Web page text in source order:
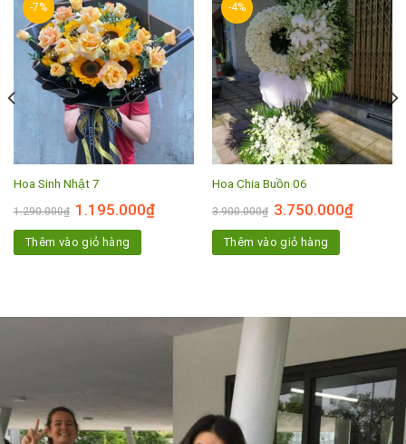
-7%
Hoa Sinh Nhật 7
1.290.000₫ 1.195.000₫
Thêm vào giỏ hàng
-4%
Hoa Chia Buồn 06
3.900.000₫ 3.750.000₫
Thêm vào giỏ hàng